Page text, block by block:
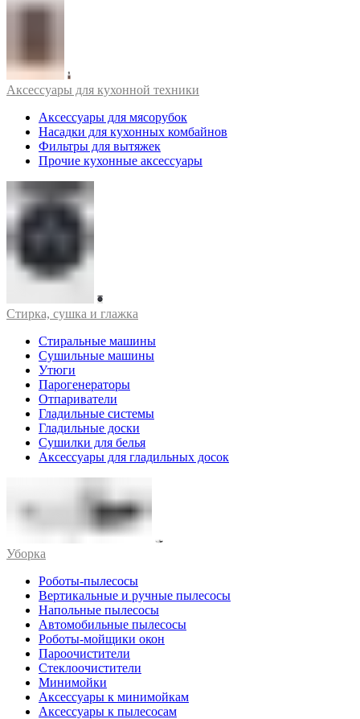
Аксессуары для кухонной техники
Аксессуары для мясорубок
Насадки для кухонных комбайнов
Фильтры для вытяжек
Прочие кухонные аксессуары
Стирка, сушка и глажка
Стиральные машины
Сушильные машины
Утюги
Парогенераторы
Отпариватели
Гладильные системы
Гладильные доски
Сушилки для белья
Аксессуары для гладильных досок
Уборка
Роботы-пылесосы
Вертикальные и ручные пылесосы
Напольные пылесосы
Автомобильные пылесосы
Роботы-мойщики окон
Пароочистители
Стеклоочистители
Минимойки
Аксессуары к минимойкам
Аксессуары к пылесосам